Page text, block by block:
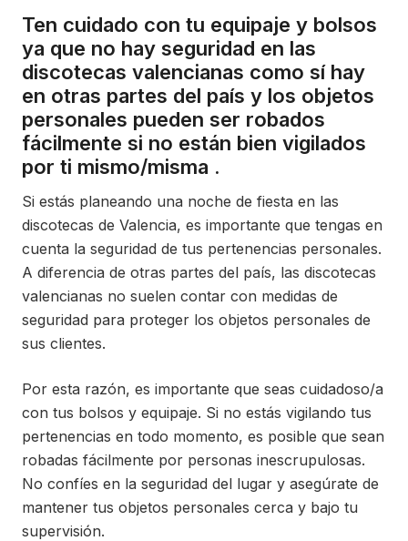
Ten cuidado con tu equipaje y bolsos
ya que no hay seguridad en las
discotecas valencianas como sí hay
en otras partes del país y los objetos
personales pueden ser robados
fácilmente si no están bien vigilados
por ti mismo/misma .
Si estás planeando una noche de fiesta en las
discotecas de Valencia, es importante que tengas en
cuenta la seguridad de tus pertenencias personales.
A diferencia de otras partes del país, las discotecas
valencianas no suelen contar con medidas de
seguridad para proteger los objetos personales de
sus clientes.
Por esta razón, es importante que seas cuidadoso/a
con tus bolsos y equipaje. Si no estás vigilando tus
pertenencias en todo momento, es posible que sean
robadas fácilmente por personas inescrupulosas.
No confíes en la seguridad del lugar y asegúrate de
mantener tus objetos personales cerca y bajo tu
supervisión.